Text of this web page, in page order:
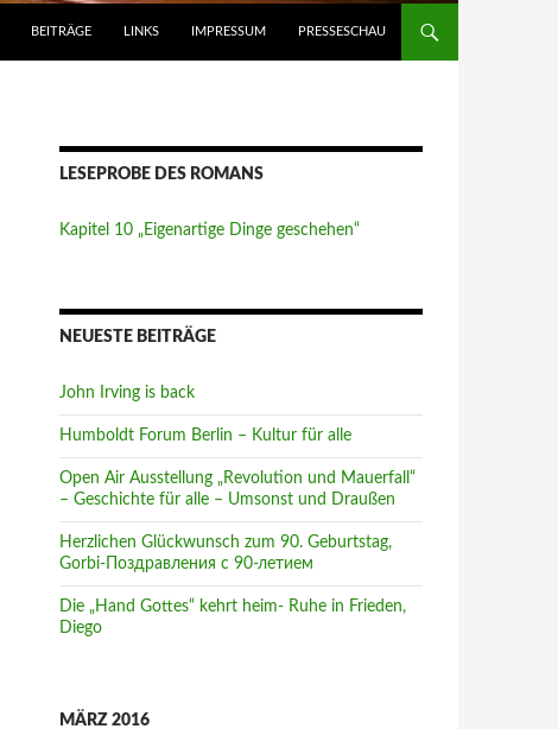
BEITRÄGE LINKS IMPRESSUM PRESSESCHAU
LESEPROBE DES ROMANS
Kapitel 10 „Eigenartige Dinge geschehen“
NEUESTE BEITRÄGE
John Irving is back
Humboldt Forum Berlin – Kultur für alle
Open Air Ausstellung „Revolution und Mauerfall“
– Geschichte für alle – Umsonst und Draußen
Herzlichen Glückwunsch zum 90. Geburtstag,
Gorbi-Поздравления с 90-летием
Die „Hand Gottes“ kehrt heim- Ruhe in Frieden,
Diego
MÄRZ 2016